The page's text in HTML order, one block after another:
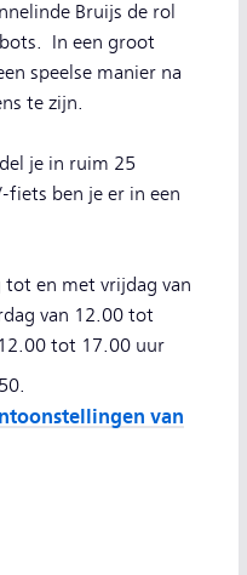
Bruijs de rol
In een groot
speelse manier na
te zijn.
je in ruim 25
ben je er in een
en met vrijdag van
van 12.00 tot
tot 17.00 uur
van